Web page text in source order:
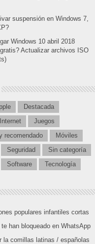
suspensión en Windows 7,
Windows 10 abril 2018
Actualizar archivos ISO
Destacada
Internet
Juegos
recomendado
Móviles
Seguridad
Sin categoría
Software Tecnología
populares infantiles cortas
han bloqueado en WhatsApp
la comillas latinas / españolas